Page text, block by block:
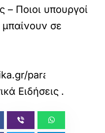
– Ποιοι υπουργοί
σε
parapolitika/
Ειδήσεις .